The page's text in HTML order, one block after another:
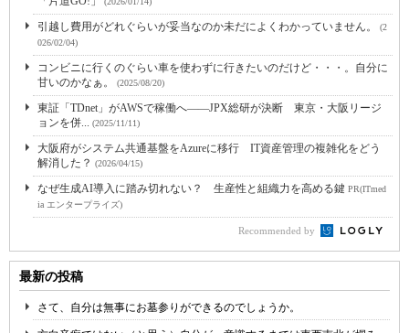
引越し費用がどれぐらいが妥当なのか未だによくわかっていません。
(2
026/02/04)
コンビニに行くのぐらい車を使わずに行きたいのだけど・・・。自分に
甘いのかなぁ。
(2025/08/20)
東証「TDnet」がAWSで稼働へ――JPX総研が決断 東京・大阪リージ
ョンを併... (2025/11/11)
大阪府がシステム共通基盤をAzureに移行 IT資産管理の複雑化をどう
解消した？ (2026/04/15)
なぜ生成AI導入に踏み切れない？ 生産性と組織力を高める鍵 PR(ITmed
ia エンタープライズ)
Recommended by
最新の投稿
さて、自分は無事にお墓参りができるのでしょうか。